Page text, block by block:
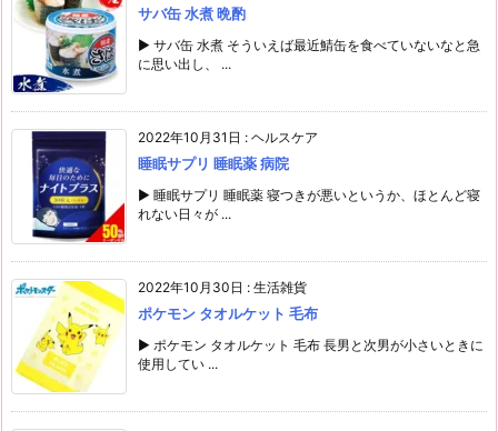
サバ缶 水煮 晩酌
▶ サバ缶 水煮 そういえば最近鯖缶を食べていないなと急
に思い出し、 ...
2022年10月31日 : ヘルスケア
睡眠サプリ 睡眠薬 病院
▶ 睡眠サプリ 睡眠薬 寝つきが悪いというか、ほとんど寝
れない日々が ...
2022年10月30日 : 生活雑貨
ポケモン タオルケット 毛布
▶ ポケモン タオルケット 毛布 長男と次男が小さいときに
使用してい ...